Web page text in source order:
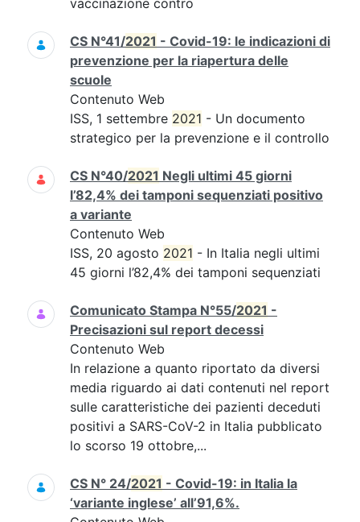
vaccinazione contro
CS N°41/2021 - Covid-19: le indicazioni di
prevenzione per la riapertura delle
scuole
Contenuto Web
ISS, 1 settembre 2021 - Un documento
strategico per la prevenzione e il controllo
CS N°40/2021 Negli ultimi 45 giorni
l’82,4% dei tamponi sequenziati positivo
a variante
Contenuto Web
ISS, 20 agosto 2021 - In Italia negli ultimi
45 giorni l’82,4% dei tamponi sequenziati
Comunicato Stampa N°55/2021 -
Precisazioni sul report decessi
Contenuto Web
In relazione a quanto riportato da diversi
media riguardo ai dati contenuti nel report
sulle caratteristiche dei pazienti deceduti
positivi a SARS-CoV-2 in Italia pubblicato
lo scorso 19 ottobre,...
CS N° 24/2021 - Covid-19: in Italia la
‘variante inglese’ all’91,6%.